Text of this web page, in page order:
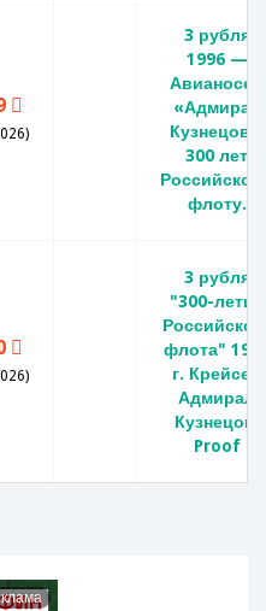
3 рубля
1996 —
Авианосец
«Адмирал
Кузнецов».
300 лет
флоту.
3 рубля
"300-летие
флота"
г. Крейсер
Адмирал
Кузнецов.
Proof